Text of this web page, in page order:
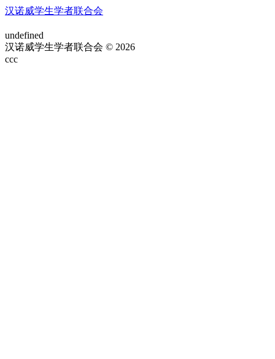
汉诺威学生学者联合会
undefined
汉诺威学生学者联合会 © 2026
ссс